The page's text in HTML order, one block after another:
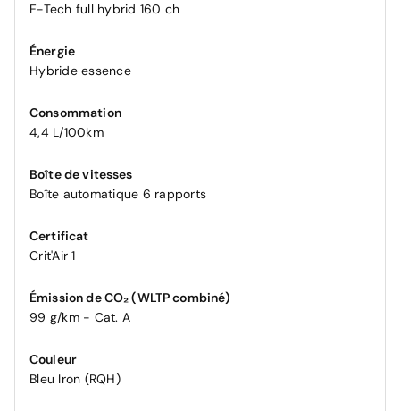
E-Tech full hybrid 160 ch
Énergie
Hybride essence
Consommation
4,4 L/100km
Boîte de vitesses
Boîte automatique 6 rapports
Certificat
Crit'Air 1
Émission de CO₂ (WLTP combiné)
99 g/km - Cat. A
Couleur
Bleu Iron (RQH)